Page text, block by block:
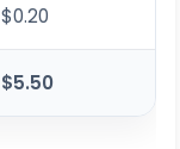
$0.20
$5.50